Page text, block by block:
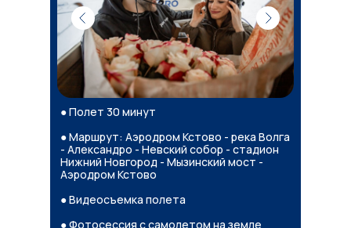
● Полет 30 минут
● Маршрут: Аэродром Кстово - река Волга
- Александро - Невский собор - стадион
Нижний Новгород - Мызинский мост -
Аэродром Кстово
● Видеосъемка полета
● Фотосессия с самолетом на земле